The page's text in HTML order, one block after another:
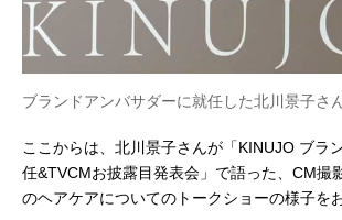
ブランドアンバサダーに就任した北川景子さ
ここからは、北川景子さんが「KINUJO ブラ
任&TVCMお披露目発表会」で語った、CM撮
のヘアケアについてのトークショーの様子を